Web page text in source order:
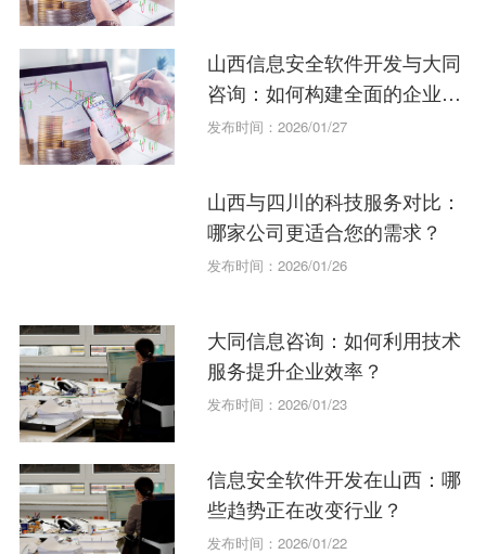
山西信息安全软件开发与大同
咨询：如何构建全面的企业解
决方案？
发布时间：2026/01/27
山西与四川的科技服务对比：
哪家公司更适合您的需求？
发布时间：2026/01/26
大同信息咨询：如何利用技术
服务提升企业效率？
发布时间：2026/01/23
信息安全软件开发在山西：哪
些趋势正在改变行业？
发布时间：2026/01/22